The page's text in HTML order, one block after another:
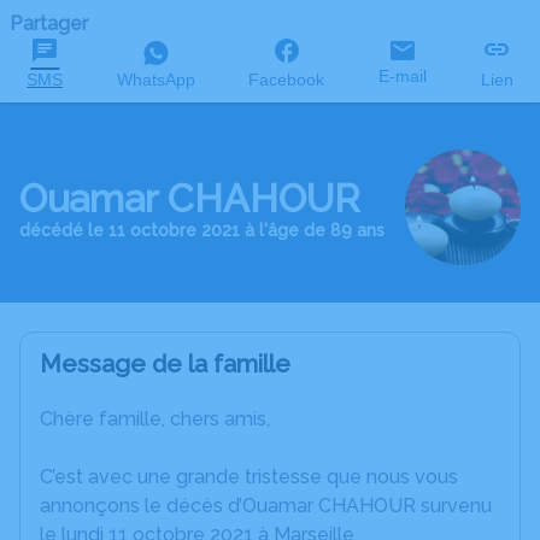
Partager
SMS WhatsApp Facebook E-mail Lien
Ouamar CHAHOUR
décédé le 11 octobre 2021 à l'âge de 89 ans
Message de la famille
Chère famille, chers amis,
C’est avec une grande tristesse que nous vous
annonçons le décès d’Ouamar CHAHOUR survenu
le lundi 11 octobre 2021 à Marseille.